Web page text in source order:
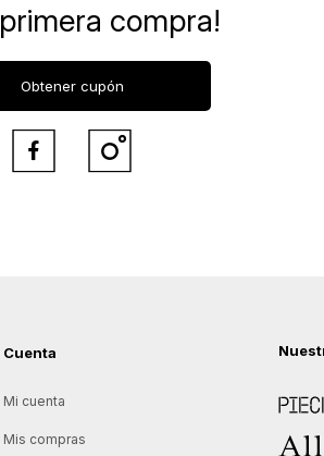
Cuenta
Mi cuenta
Mis compras
Piece
Allie
compra!
Obtener cupón
 